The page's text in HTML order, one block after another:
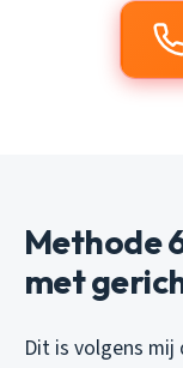
Methode
met
Dit is volgens